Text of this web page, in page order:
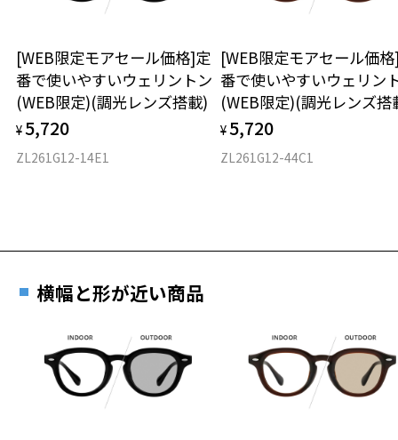
お気に入り
材質
フロント素材：French Plastic
[WEB限定モアセール価格]定
番で使いやすいウェリントン
(WEB限定)(調光レンズ搭載)
¥ 5,720
ZL261G12-14E1
[WEB限定モアセール価
番で使いやすいウェリン
(WEB限定)(調光レンズ搭
¥ 5,720
ZL261G12-44C1
横幅と形が近い商品